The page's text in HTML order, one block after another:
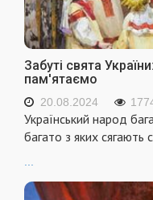
Забуті свята
пам'ятаємо
20.08.2024
Український народ
багато з яких сягають
...